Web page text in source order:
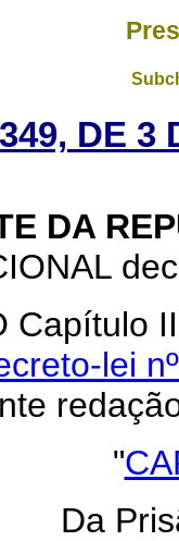
DE 3
DA
lei
"
Da